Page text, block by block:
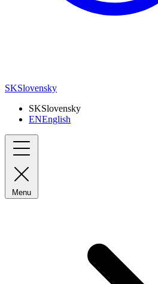
SKSlovensky
SKSlovensky
ENEnglish
Menu